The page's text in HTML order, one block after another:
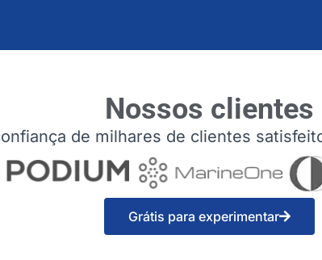
Nossos clientes
de milhares de clientes
Grátis para experimentar